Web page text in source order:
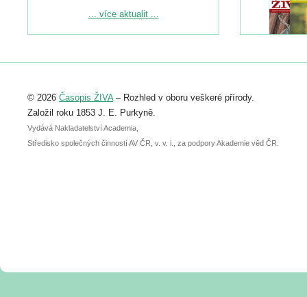
Podrobnější informace ke konferenci
Registrovat se můžete do 6. září.
abstraktu přihlášené přednášky nebo
posteru je už 30. června.
... více aktualit ...
© 2026 Časopis ŽIVA– Rozhled v oboru veškeré přírody.
Založil roku 1853 J. E. Purkyně.
Vydává Nakladatelství Academia,
Středisko společných činností AV ČR, v. v. i., za podpory Akademie věd ČR.